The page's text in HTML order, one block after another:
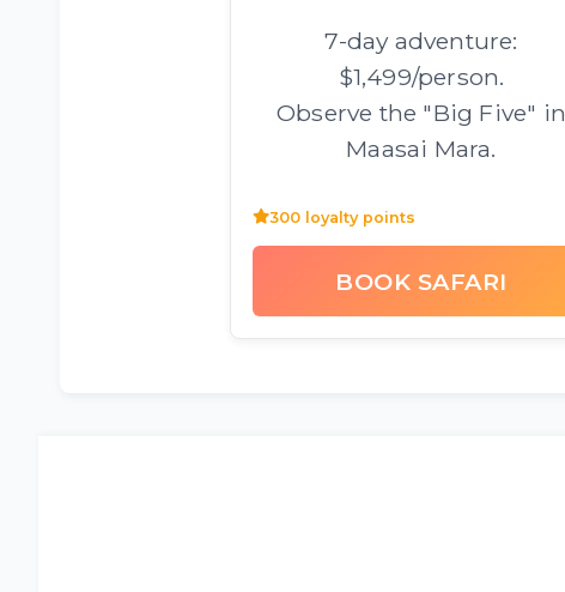
7-day adventure:
$1,499/person.
Observe the "Big Five" in
Maasai Mara.
300 loyalty points
BOOK SAFARI